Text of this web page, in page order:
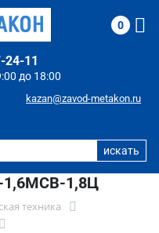
до 18:00
24-11
kazan@zavod-metakon.ru
0
1,6МСВ-1,8Ц
техника